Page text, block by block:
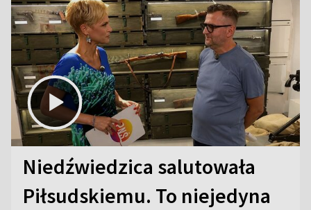
Niedźwiedzica salutowała
Piłsudskiemu. To niejedyna